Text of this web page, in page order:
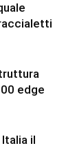
edge
il